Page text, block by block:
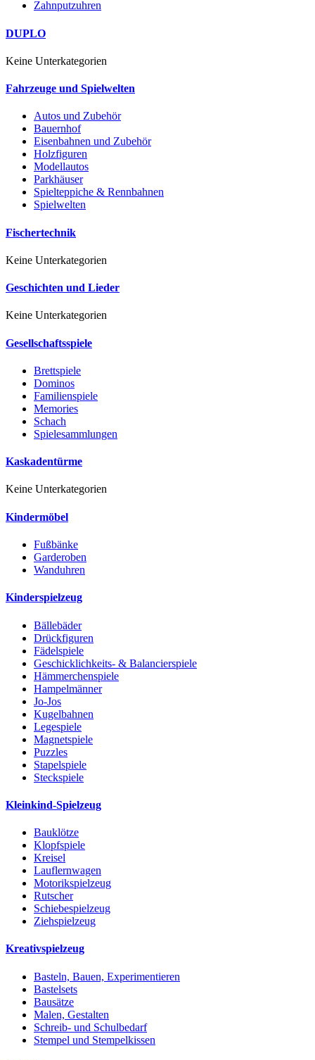
Zahnputzuhren
DUPLO
Keine Unterkategorien
Fahrzeuge und Spielwelten
Autos und Zubehör
Bauernhof
Eisenbahnen und Zubehör
Holzfiguren
Modellautos
Parkhäuser
Spielteppiche & Rennbahnen
Spielwelten
Fischertechnik
Keine Unterkategorien
Geschichten und Lieder
Keine Unterkategorien
Gesellschaftsspiele
Brettspiele
Dominos
Familienspiele
Memories
Schach
Spielesammlungen
Kaskadentürme
Keine Unterkategorien
Kindermöbel
Fußbänke
Garderoben
Wanduhren
Kinderspielzeug
Bällebäder
Drückfiguren
Fädelspiele
Geschicklichkeits- & Balancierspiele
Hämmerchenspiele
Hampelmänner
Jo-Jos
Kugelbahnen
Legespiele
Magnetspiele
Puzzles
Stapelspiele
Steckspiele
Kleinkind-Spielzeug
Bauklötze
Klopfspiele
Kreisel
Lauflernwagen
Motorikspielzeug
Rutscher
Schiebespielzeug
Ziehspielzeug
Kreativspielzeug
Basteln, Bauen, Experimentieren
Bastelsets
Bausätze
Malen, Gestalten
Schreib- und Schulbedarf
Stempel und Stempelkissen